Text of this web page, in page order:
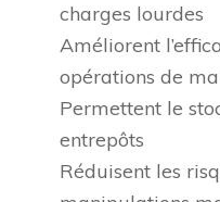
charges lourdes
Améliorent
opérations de
Permettent le
entrepôts
Réduisent les